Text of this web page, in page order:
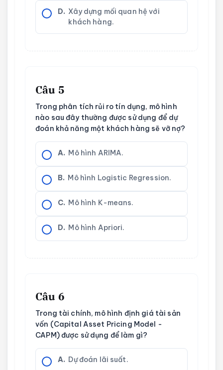
D. Xây dựng mối quan hệ với
khách hàng.
Câu 5
Trong phân tích rủi ro tín dụng, mô hình
nào sau đây thường được sử dụng để dự
đoán khả năng một khách hàng sẽ vỡ nợ?
A. Mô hình ARIMA.
B. Mô hình Logistic Regression.
C. Mô hình K-means.
D. Mô hình Apriori.
Câu 6
Trong tài chính, mô hình định giá tài sản
vốn (Capital Asset Pricing Model -
CAPM) được sử dụng để làm gì?
A. Dự đoán lãi suất.